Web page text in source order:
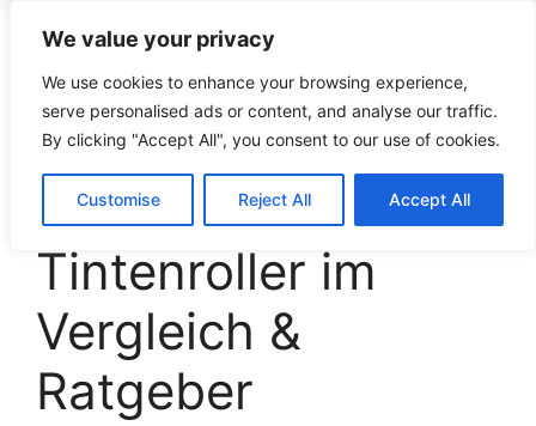
We value your privacy
We use cookies to enhance your browsing experience,
serve personalised ads or content, and analyse our traffic.
By clicking "Accept All", you consent to our use of cookies.
Customise Reject All Accept All
croco-puzzle.de
Die 10 besten
Tintenroller im
Vergleich &
Ratgeber